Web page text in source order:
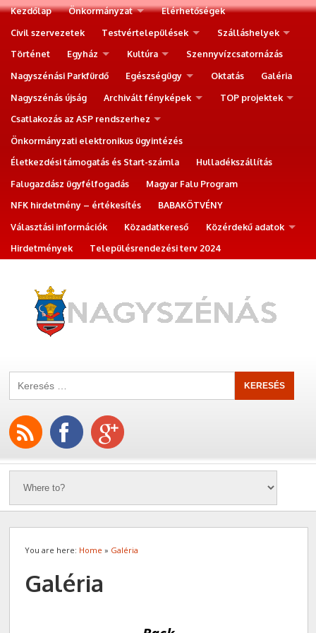
Kezdőlap Önkormányzat
Elérhetőségek
Civil szervezetek
Testvértelepülések
Szálláshelyek
Történet
Egyház Kultúra
Szennyvízcsatornázás
Nagyszénási Parkfürdő
Egészségügy Oktatás
Galéria
Nagyszénás újság
Archivált fényképek
TOP projektek
Csatlakozás az ASP rendszerhez
Önkormányzati elektronikus ügyintézés
Életkezdési támogatás és Start-számla
Hulladékszállítás
Falugazdász ügyfélfogadás
Magyar Falu Program
NFK hirdetmény – értékesítés
BABAKÖTVÉNY
Választási információk
Közadatkereső
Közérdekű adatok
Hirdetmények
Településrendezési terv 2024
You are here: Home » Galéria
Galéria